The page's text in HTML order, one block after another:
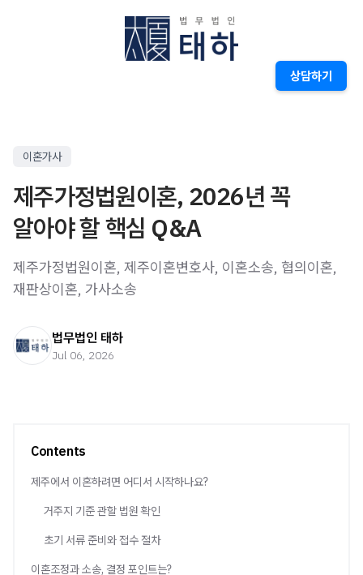
상담하기
이혼가사
제주가정법원이혼, 2026년 꼭
알아야 할 핵심 Q&A
제주가정법원이혼, 제주이혼변호사, 이혼소송, 협의이혼,
재판상이혼, 가사소송
법무법인 태하
Jul 06, 2026
Contents
제주에서 이혼하려면 어디서 시작하나요?
거주지 기준 관할 법원 확인
초기 서류 준비와 접수 절차
이혼조정과 소송, 결정 포인트는?